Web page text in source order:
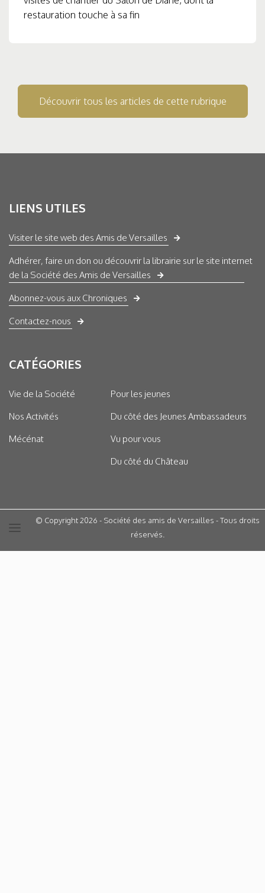
restauration touche à sa fin
Découvrir tous les articles de cette rubrique
LIENS UTILES
Visiter le site web des Amis de Versailles
Adhérer, faire un don ou découvrir la librairie sur le site internet
de la Société des Amis de Versailles
Abonnez-vous aux Chroniques
Contactez-nous
CATÉGORIES
Vie de la Société
Nos Activités
Mécénat
Pour les jeunes
Du côté des Jeunes Ambassadeurs
Vu pour vous
Du côté du Château
© Copyright 2026 - Société des amis de Versailles - Tous droits
réservés.